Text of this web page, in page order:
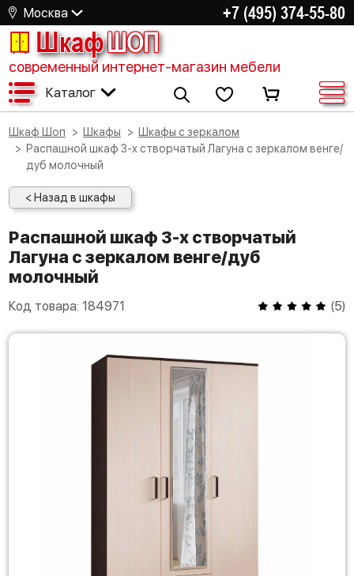
Москва +7 (495) 374-55-80
ШкафШОП
современный интернет-магазин мебели
Каталог
Шкаф Шоп Шкафы
Шкафы с зеркалом
Распашной шкаф 3-х створчатый Лагуна с зеркалом венге/
дуб молочный
< Назад в шкафы
Распашной шкаф 3-х створчатый
Лагуна с зеркалом венге/дуб
молочный
Код товара: 184971 (5)